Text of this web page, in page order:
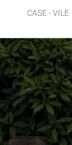
CASE - VILE